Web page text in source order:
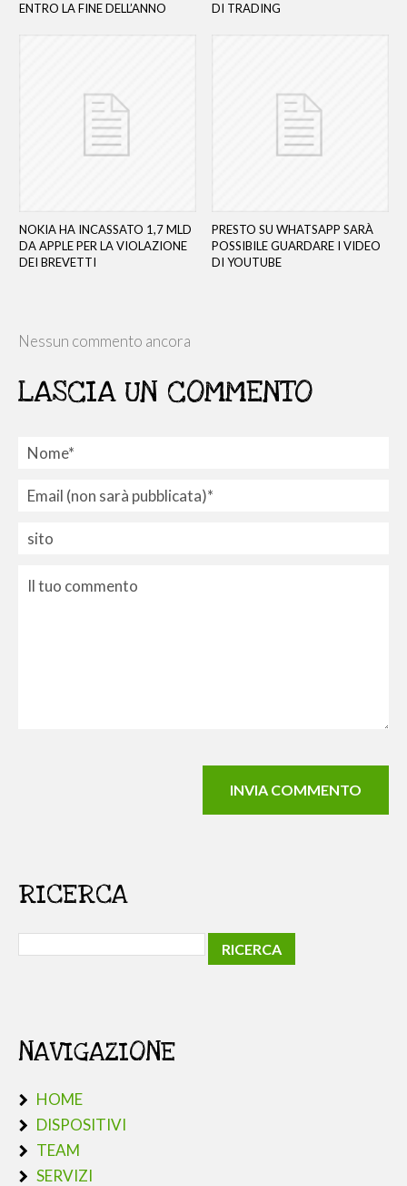
ENTRO LA FINE DELL’ANNO DI TRADING
NOKIA HA INCASSATO 1,7 MLD
DA APPLE PER LA VIOLAZIONE
DEI BREVETTI
PRESTO SU WHATSAPP SARÀ
POSSIBILE GUARDARE I VIDEO
DI YOUTUBE
Nessun commento ancora
LASCIA UN COMMENTO
RICERCA
NAVIGAZIONE
HOME
DISPOSITIVI
TEAM
SERVIZI